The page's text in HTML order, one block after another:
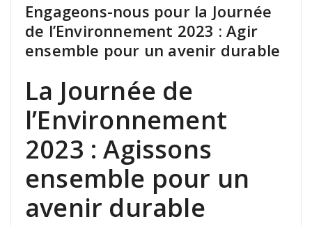
Engageons-nous pour la Journée
de l’Environnement 2023 : Agir
ensemble pour un avenir durable
La Journée de
l’Environnement
2023 : Agissons
ensemble pour un
avenir durable